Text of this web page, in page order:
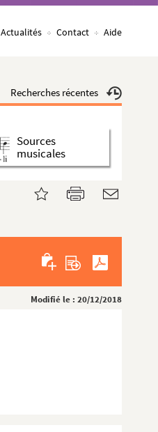
Actualités Contact Aide
Recherches récentes
Sources
musicales
Modifié le : 20/12/2018